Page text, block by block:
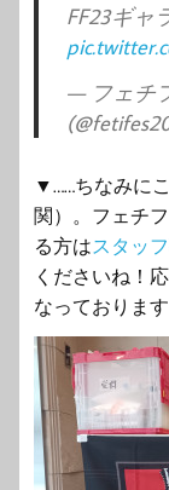
FF23ギャ
— フェチ
▼……ちなみに
関）。フェチ
る方はスタッ
くださいね！
なっております